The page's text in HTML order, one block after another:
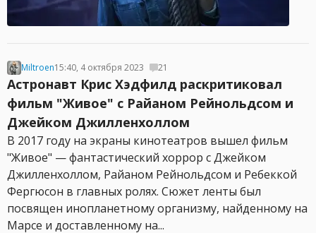
Miltroen15:40, 4 октября 2023 21
Астронавт Крис Хэдфилд раскритиковал
фильм "Живое" с Райаном Рейнольдсом и
Джейком Джилленхоллом
В 2017 году на экраны кинотеатров вышел фильм
"Живое" — фантастический хоррор с Джейком
Джилленхоллом, Райаном Рейнольдсом и Ребеккой
Фергюсон в главных ролях. Сюжет ленты был
посвящен инопланетному организму, найденному на
Марсе и доставленному на...